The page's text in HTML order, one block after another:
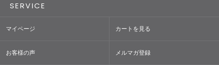
SERVICE
マイページ カートを見る
お客様の声 メルマガ登録